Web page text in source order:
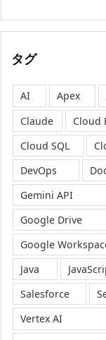
タグ
AI Apex
Claude
Cloud
Cloud SQL
DevOps
Gemini API
Google Drive
Google
Java
Salesforce
Vertex AI